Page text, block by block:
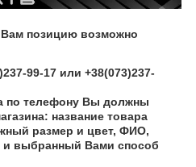
позицию возможно
99-17 или +38(073)237-
по телефону Вы должны
название товара
размер и цвет, ФИО,
и выбранный Вами способ